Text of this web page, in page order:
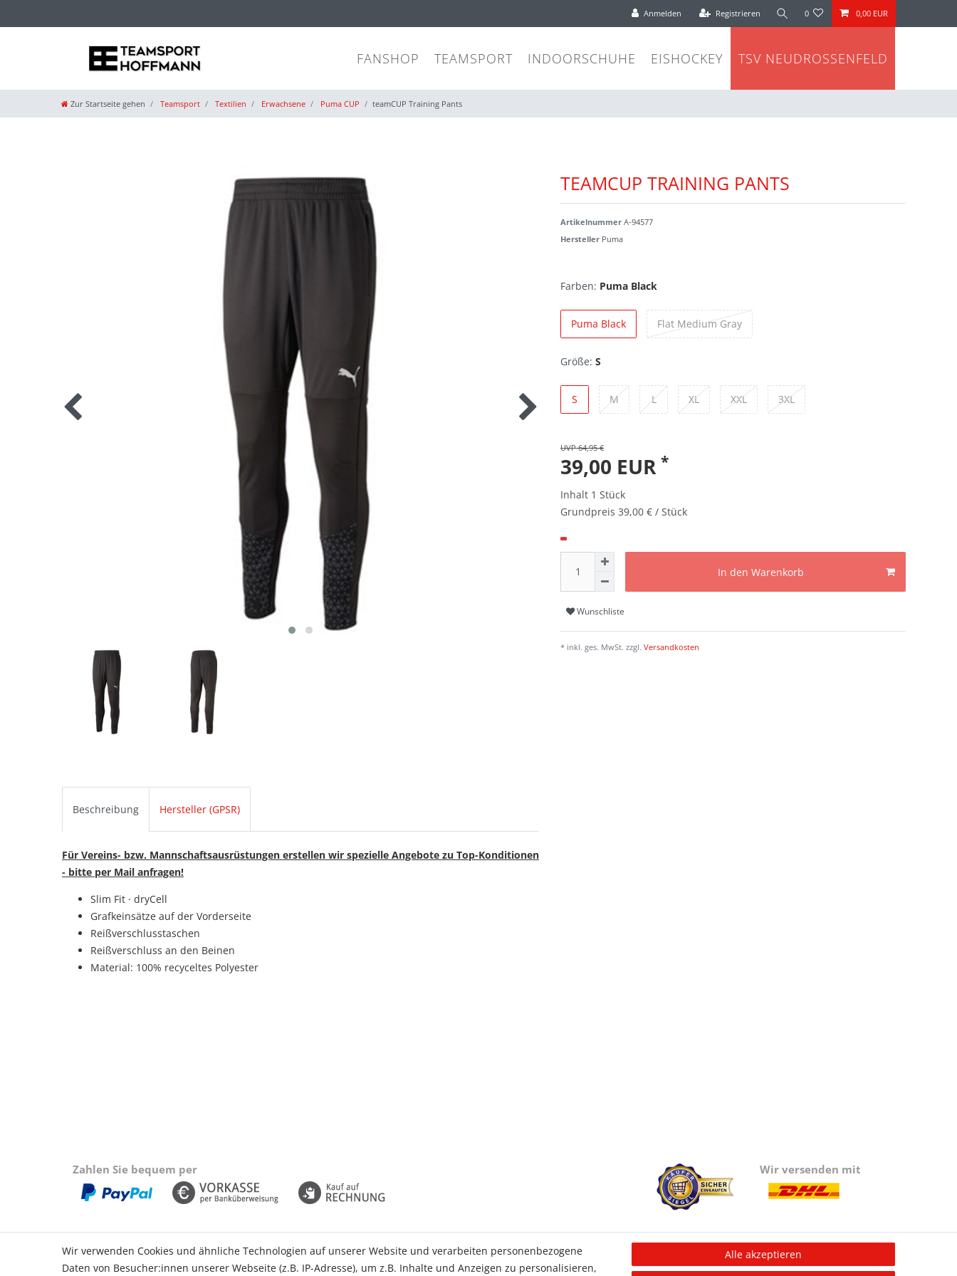
Anmelden Registrieren 0 0,00 EUR
FANSHOP TEAMSPORT INDOORSCHUHE EISHOCKEY TSV NEUDROSSENFELD
Zur Startseite gehen Teamsport Textilien Erwachsene Puma CUP teamCUP Training Pants
TEAMCUP TRAINING PANTS
Artikelnummer A-94577
Hersteller Puma
Farben: Puma Black
Puma Black Flat Medium Gray
Größe: S
S M L XL XXL 3XL
UVP 64,95 €
39,00 EUR *
Inhalt 1 Stück
Grundpreis 39,00 € / Stück
In den Warenkorb
Wunschliste
* inkl. ges. MwSt. zzgl. Versandkosten
Beschreibung Hersteller (GPSR)
Für Vereins- bzw. Mannschaftsausrüstungen erstellen wir spezielle Angebote zu Top-Konditionen
- bitte per Mail anfragen!
Slim Fit · dryCell
Grafkeinsätze auf der Vorderseite
Reißverschlusstaschen
Reißverschluss an den Beinen
Material: 100% recyceltes Polyester
Zahlen Sie bequem per Wir versenden mit
Einkaufen Konto Allgemein Information
Wir verwenden Cookies und ähnliche Technologien auf unserer Website und verarbeiten personenbezogene
Daten von Besucher:innen unserer Webseite (z.B. IP-Adresse), um z.B. Inhalte und Anzeigen zu personalisieren,
Alle akzeptieren